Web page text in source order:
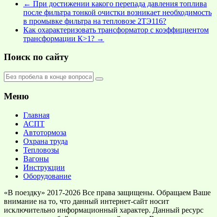
← При достижении какого перепада давления топлива
после фильтра тонкой очистки возникает необходимость
в промывке фильтра на тепловозе 2ТЭ116?
Как охарактеризовать трансформатор с коэффициентом
трансформации К>1? →
Поиск по сайту
Меню
Главная
АСПТ
Автотормоза
Охрана труда
Тепловозы
Вагоны
Инструкции
Оборудование
«В поездку» 2017-2026 Все права защищены. Обращаем Ваше
внимание на то, что данный интернет-сайт носит
исключительно информационный характер. Данный ресурс